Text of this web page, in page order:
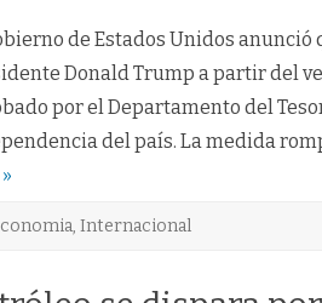
de Estados Unidos
Donald Trump a partir del
por el Departamento del
del país. La medida
, Internacional